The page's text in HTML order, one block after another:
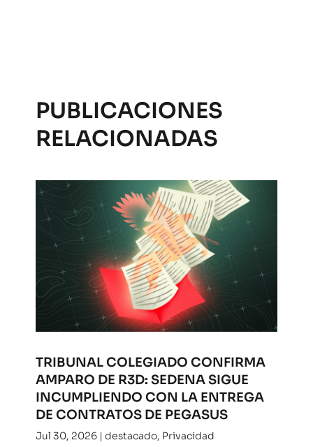
PUBLICACIONES
RELACIONADAS
TRIBUNAL COLEGIADO CONFIRMA
AMPARO DE R3D: SEDENA SIGUE
INCUMPLIENDO CON LA ENTREGA
DE CONTRATOS DE PEGASUS
Jul 30, 2026| destacado, Privacidad